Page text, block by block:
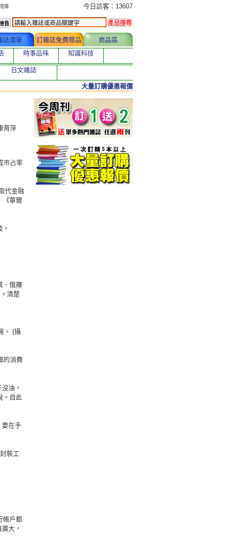
育萍
市占率
代金融
《華爾
、俄羅
清楚
。 (攝
的消費
油，
。自此
要在手
裝工
帳戶都
大，
今日訪客：13607
誌清單 訂雜誌免費贈品
商品區
時事品味 知識科技
日文雜誌
大量訂購優惠報價